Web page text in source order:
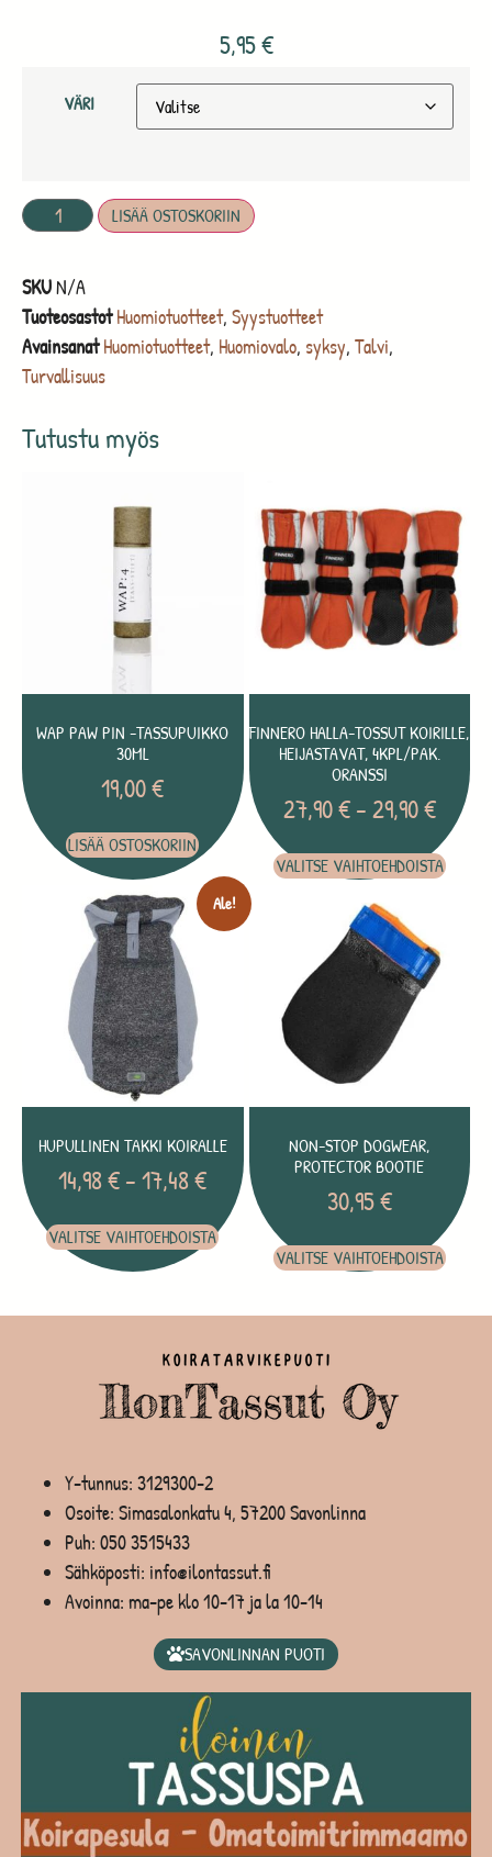
Tutustu myös
WAP PAW PIN -TASSUPUIKKO
30ML
19,00€
LISÄÄ OSTOSKORIIN
FINNERO HALLA-TOSSUT KOIRILLE,
HEIJASTAVAT, 4KPL/PAK.
ORANSSI
27,90€ –29,90€
VALITSE VAIHTOEHDOISTA
Ale!
HUPULLINEN TAKKI KOIRALLE
14,98€– 17,48€
VALITSE VAIHTOEHDOISTA
NON-STOP DOGWEAR,
PROTECTOR BOOTIE
30,95€
VALITSE VAIHTOEHDOISTA
5,95€
VÄRI
LISÄÄ OSTOSKORIIN
SKUN/A
Tuoteosastot Huomiotuotteet, Syystuotteet
Avainsanat Huomiotuotteet, Huomiovalo, syksy, Talvi,
Turvallisuus
Y-tunnus: 3129300-2
Osoite: Simasalonkatu 4, 57200 Savonlinna
Puh: 050 3515433
Sähköposti: info@ilontassut.fi
Avoinna: ma-pe klo 10-17 ja la 10-14
SAVONLINNAN PUOTI